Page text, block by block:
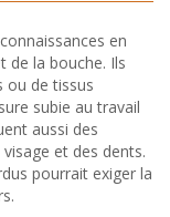
en
de la bouche. Ils
ou de tissus
subie au travail
aussi des
et des dents.
pourrait exiger la